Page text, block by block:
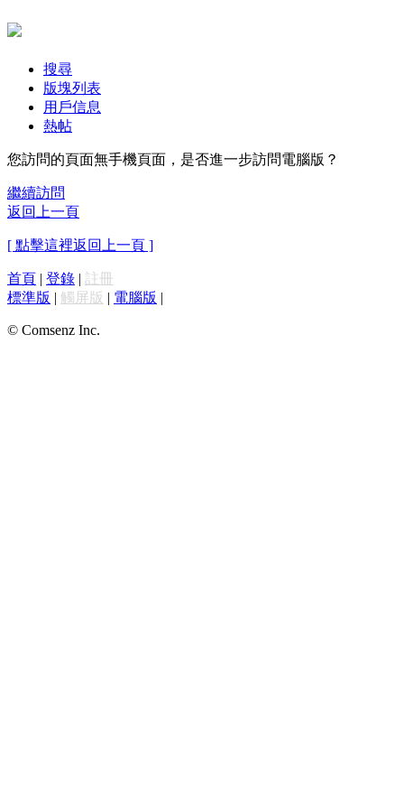
搜尋
版塊列表
用戶信息
熱帖
您訪問的頁面無手機頁面，是否進一步訪問電腦版？
繼續訪問
返回上一頁
[ 點擊這裡返回上一頁 ]
首頁 | 登錄 | 註冊
標準版 | 觸屏版 | 電腦版 |
© Comsenz Inc.